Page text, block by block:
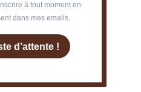
à tout moment en
dans mes emails.
d’attente !